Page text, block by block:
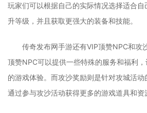
玩家们可以根据自己的实际情况选择适合
升等级，并且获取更强大的装备和技能。
传奇发布网手游还有VIP顶赞NPC和攻
顶赞NPC可以提供一些特殊的服务和福利
的游戏体验。而攻沙奖励则是针对攻城活动
通过参与攻沙活动获得更多的游戏道具和资